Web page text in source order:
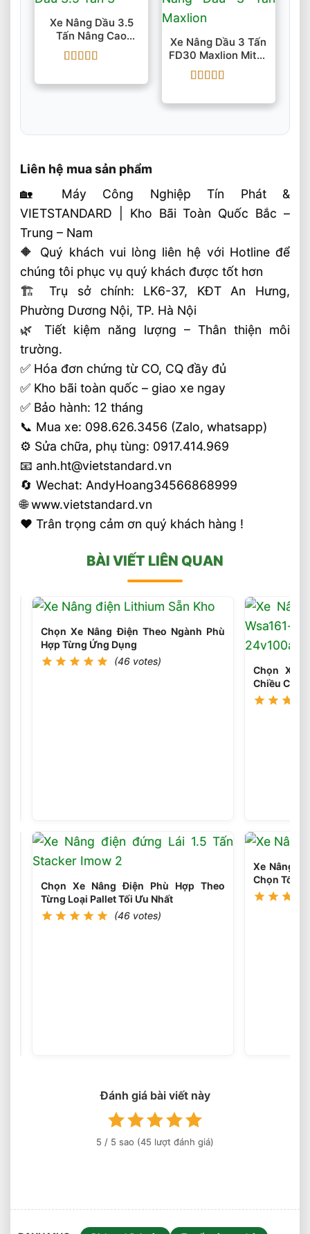
Xe Nâng Dầu 3.5
Tấn Nâng Cao
3000mm IMOW
CPCD35
hạng55 sao
Xe Nâng Dầu 3 Tấn
FD30 Maxlion Mitsu
S4S Nâng Cao 3m –
6m
hạng55 sao
Liên hệ mua sản phẩm
🏡 Máy Công Nghiệp Tín Phát &
VIETSTANDARD | Kho Bãi Toàn Quốc Bắc –
Trung – Nam
🔶 Quý khách vui lòng liên hệ với Hotline để
chúng tôi phục vụ quý khách được tốt hơn
🏗 Trụ sở chính: LK6-37, KĐT An Hưng,
Phường Dương Nội, TP. Hà Nội
🌿 Tiết kiệm năng lượng – Thân thiện môi
trường.
✅ Hóa đơn chứng từ CO, CQ đầy đủ
✅ Kho bãi toàn quốc – giao xe ngay
✅ Bảo hành: 12 tháng
📞 Mua xe: 098.626.3456 (Zalo, whatsapp)
⚙️ Sửa chữa, phụ tùng: 0917.414.969
📧 anh.ht@vietstandard.vn
🔄 Wechat: AndyHoang34566868999
🌐 www.vietstandard.vn
❤️ Trân trọng cảm ơn quý khách hàng !
BÀI VIẾT LIÊN QUAN
Điện
Theo
Môi
Làm
Việc
Phù
Chọn Xe Nâng Điện Theo Ngành Phù
Hợp Từng Ứng Dụng
(46 votes)
Chọn Xe Nâng Điện Phù Hợp Theo
Từng Loại Pallet Tối Ưu Nhất
(46 votes)
Chọn Xe
Chiều Cao
Xe Nâng
Chọn Tối
Đánh giá bài viết này
5 / 5 sao (45 lượt đánh giá)